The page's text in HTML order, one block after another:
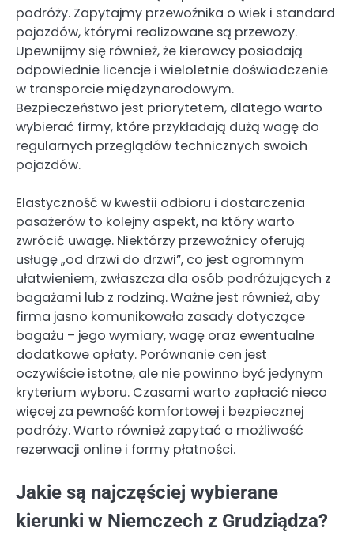
podróży. Zapytajmy przewoźnika o wiek i standard
pojazdów, którymi realizowane są przewozy.
Upewnijmy się również, że kierowcy posiadają
odpowiednie licencje i wieloletnie doświadczenie
w transporcie międzynarodowym.
Bezpieczeństwo jest priorytetem, dlatego warto
wybierać firmy, które przykładają dużą wagę do
regularnych przeglądów technicznych swoich
pojazdów.
Elastyczność w kwestii odbioru i dostarczenia
pasażerów to kolejny aspekt, na który warto
zwrócić uwagę. Niektórzy przewoźnicy oferują
usługę „od drzwi do drzwi”, co jest ogromnym
ułatwieniem, zwłaszcza dla osób podróżujących z
bagażami lub z rodziną. Ważne jest również, aby
firma jasno komunikowała zasady dotyczące
bagażu – jego wymiary, wagę oraz ewentualne
dodatkowe opłaty. Porównanie cen jest
oczywiście istotne, ale nie powinno być jedynym
kryterium wyboru. Czasami warto zapłacić nieco
więcej za pewność komfortowej i bezpiecznej
podróży. Warto również zapytać o możliwość
rezerwacji online i formy płatności.
Jakie są najczęściej wybierane
kierunki w Niemczech z Grudziądza?